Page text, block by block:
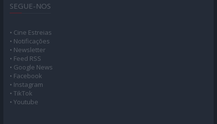
SEGUE-NOS
• Cine Estreias
• Notificações
• Newsletter
• Feed RSS
• Google News
• Facebook
• Instagram
• TikTok
• Youtube